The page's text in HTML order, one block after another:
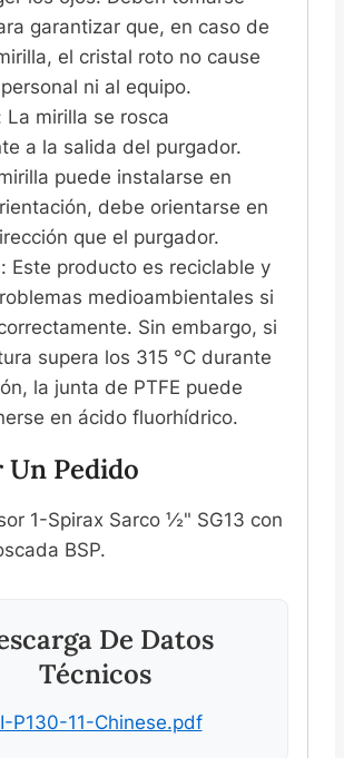
garantizar que, en caso de
el cristal roto no cause
ni al equipo.
La mirilla se rosca
a la salida del purgador.
puede instalarse en
debe orientarse en
que el purgador.
Este producto es reciclable y
medioambientales si
Sin embargo, si
supera los 315 °C durante
la junta de PTFE puede
en ácido fluorhídrico.
Un Pedido
1-Spirax Sarco ½" SG13 con
BSP.
De Datos
Técnicos
P130-11-Chinese.pdf